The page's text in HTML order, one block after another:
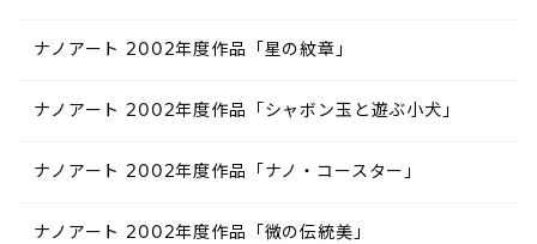
ナノアート 2002年度作品「星の紋章」
ナノアート 2002年度作品「シャボン玉と遊ぶ小犬」
ナノアート 2002年度作品「ナノ・コースター」
ナノアート 2002年度作品「微の伝統美」